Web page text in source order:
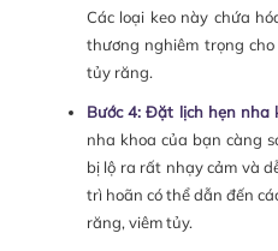
Các loại keo này chứa
thương nghiêm trọng
tủy răng.
Bước 4: Đặt lịch hẹn nha
nha khoa của bạn càng
bị lộ ra rất nhạy cảm và
trì hoãn có thể dẫn đến
răng, viêm tủy.